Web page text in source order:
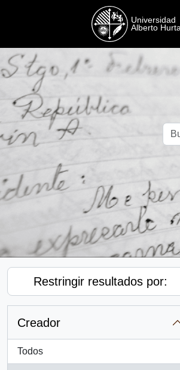
Restringir resultados por:
Creador
Todos